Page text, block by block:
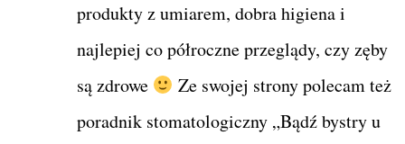
produkty z umiarem, dobra higiena i
najlepiej co półroczne przeglądy, czy zęby
są zdrowe
Ze swojej strony polecam też
poradnik stomatologiczny „Bądź bystry u